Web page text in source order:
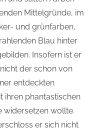
Mittelgründe, im
und grünfarben,
Blau hinter
Insofern ist er
der schon von
entdeckten
ihren phantastischen
widersetzen wollte.
er sich nicht